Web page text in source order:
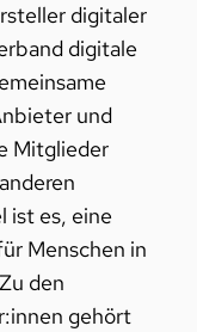
digitaler
digitale
und
Mitglieder
ist es, eine
Menschen in
den
gehört